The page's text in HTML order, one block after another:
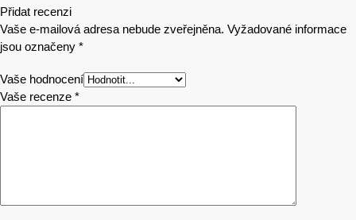
Přidat recenzi
Vaše e-mailová adresa nebude zveřejněna. Vyžadované informace
jsou označeny *
Vaše hodnocení
Vaše recenze *